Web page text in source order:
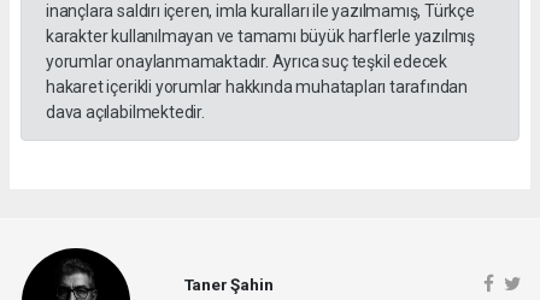
inançlara saldırı içeren, imla kuralları ile yazılmamış, Türkçe
karakter kullanılmayan ve tamamı büyük harflerle yazılmış
yorumlar onaylanmamaktadır. Ayrıca suç teşkil edecek
hakaret içerikli yorumlar hakkında muhatapları tarafından
dava açılabilmektedir.
Taner Şahin